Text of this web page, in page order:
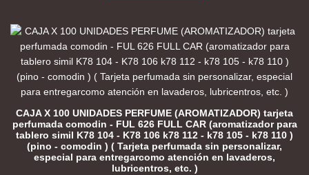
CAJA X 100 UNIDADES PERFUME (AROMATIZADOR) tarjeta
perfumada comodin - FUL 626 FULL CAR (aromatizador para
tablero simil K78 104 - K78 106 k78 112 - k78 105 - k78 110 )
(pino - comodin ) ( Tarjeta perfumada sin personalizar,
especial para entregarcomo atención en lavaderos,
lubricentros, etc. )